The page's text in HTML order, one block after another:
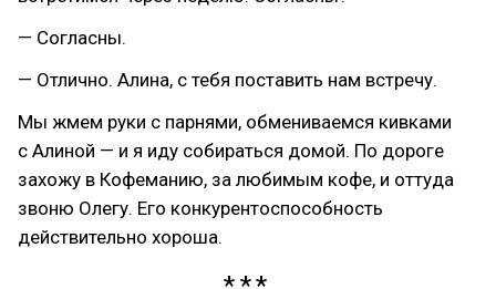
— Согласны.
— Отлично. Алина, с тебя поставить нам встречу.
Мы жмем руки с парнями, обмениваемся кивками
с Алиной — и я иду собираться домой. По дороге
захожу в Кофеманию, за любимым кофе, и оттуда
звоню Олегу. Его конкурентоспособность
действительно хороша.